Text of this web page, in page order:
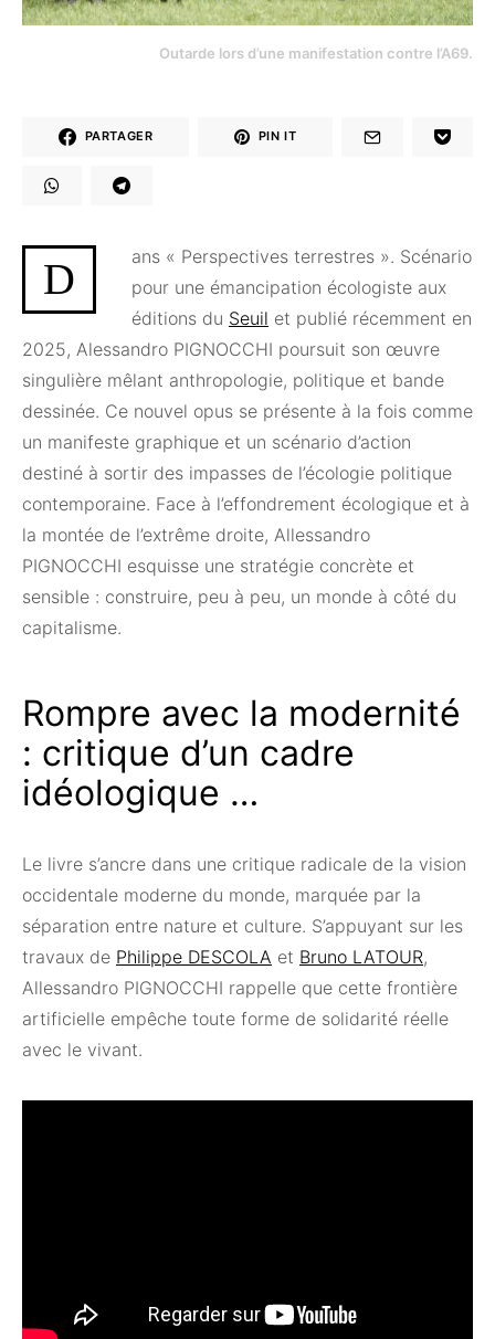
Outarde lors d’une manifestation contre l’A69.
PARTAGER PIN IT
D
ans « Perspectives terrestres ». Scénario
pour une émancipation écologiste aux
éditions du Seuil et publié récemment en
2025, Alessandro PIGNOCCHI poursuit son œuvre
singulière mêlant anthropologie, politique et bande
dessinée. Ce nouvel opus se présente à la fois comme
un manifeste graphique et un scénario d’action
destiné à sortir des impasses de l’écologie politique
contemporaine. Face à l’effondrement écologique et à
la montée de l’extrême droite, Allessandro
PIGNOCCHI esquisse une stratégie concrète et
sensible : construire, peu à peu, un monde à côté du
capitalisme.
Rompre avec la modernité
: critique d’un cadre
idéologique …
Le livre s’ancre dans une critique radicale de la vision
occidentale moderne du monde, marquée par la
séparation entre nature et culture. S’appuyant sur les
travaux de Philippe DESCOLA et Bruno LATOUR,
Allessandro PIGNOCCHI rappelle que cette frontière
artificielle empêche toute forme de solidarité réelle
avec le vivant.